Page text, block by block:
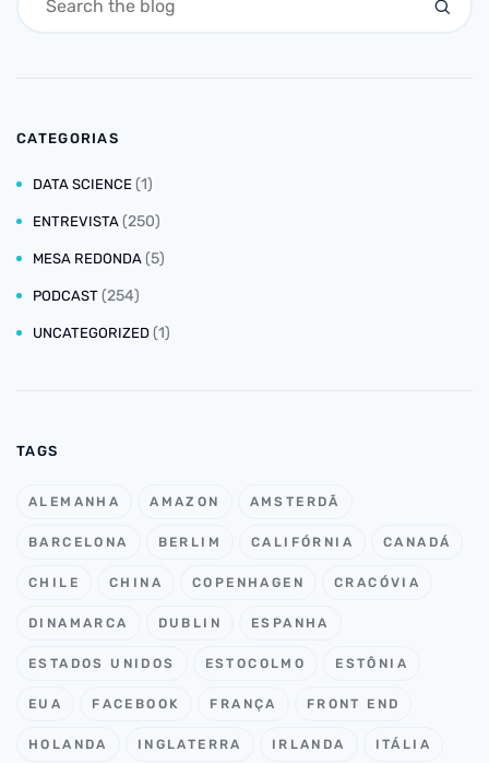
CATEGORIAS
DATA SCIENCE (1)
ENTREVISTA (250)
MESA REDONDA (5)
PODCAST (254)
UNCATEGORIZED (1)
TAGS
ALEMANHA AMAZON AMSTERDÃ
BARCELONA BERLIM CALIFÓRNIA CANADÁ
CHILE CHINA COPENHAGEN CRACÓVIA
DINAMARCA DUBLIN ESPANHA
ESTADOS UNIDOS ESTOCOLMO ESTÔNIA
EUA FACEBOOK FRANÇA FRONT END
HOLANDA INGLATERRA IRLANDA ITÁLIA